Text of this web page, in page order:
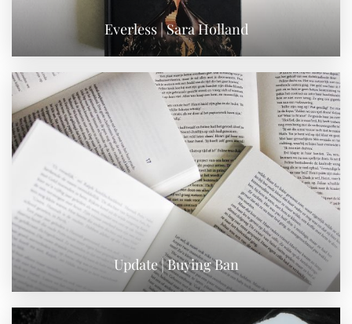
Everless | Sara Holland
Update | Buying Ban